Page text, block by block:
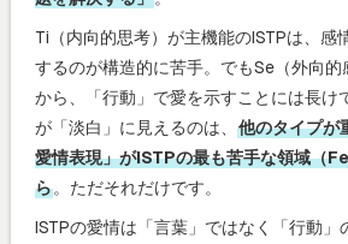
Ti（内向的思考）が主機能のISTPは、感
するのが構造的に苦手。でもSe（外向
から、「行動」で愛を示すことには長け
が「淡白」に見えるのは、 他のタイプが
愛情表現」がISTPの最も苦手な領域（
ら。ただそれだけです。
ISTPの愛情は「言葉」ではなく「行動」